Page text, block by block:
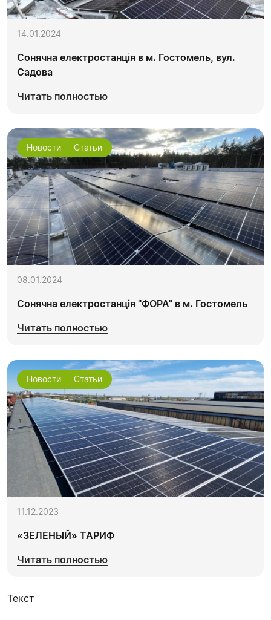
14.01.2024
Сонячна електростанція в м. Гостомель, вул.
Садова
Читать полностью
Новости Статьи
08.01.2024
Сонячна електростанція "ФОРА" в м. Гостомель
Читать полностью
Новости Статьи
11.12.2023
«ЗЕЛЕНЫЙ» ТАРИФ
Читать полностью
Текст